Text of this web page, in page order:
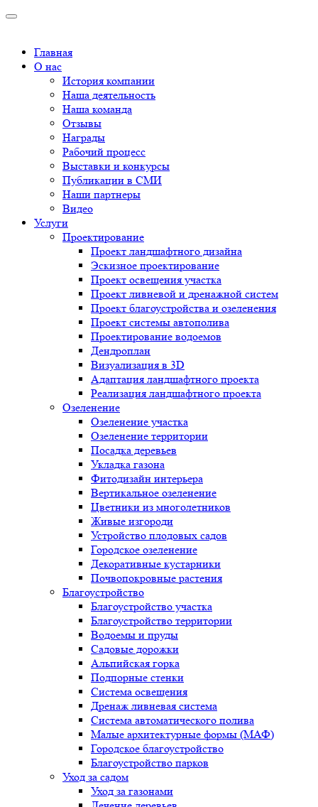
Главная
О нас
История компании
Наша деятельность
Наша команда
Отзывы
Награды
Рабочий процесс
Выставки и конкурсы
Публикации в СМИ
Наши партнеры
Видео
Услуги
Проектирование
Проект ландшафтного дизайна
Эскизное проектирование
Проект освещения участка
Проект ливневой и дренажной систем
Проект благоустройства и озеленения
Проект системы автополива
Проектирование водоемов
Дендроплан
Визуализация в 3D
Адаптация ландшафтного проекта
Реализация ландшафтного проекта
Озеленение
Озеленение участка
Озеленение территории
Посадка деревьев
Укладка газона
Фитодизайн интерьера
Вертикальное озеленение
Цветники из многолетников
Живые изгороди
Устройство плодовых садов
Городское озеленение
Декоративные кустарники
Почвопокровные растения
Благоустройство
Благоустройство участка
Благоустройство территории
Водоемы и пруды
Садовые дорожки
Альпийская горка
Подпорные стенки
Система освещения
Дренаж ливневая система
Система автоматического полива
Малые архитектурные формы (МАФ)
Городское благоустройство
Благоустройство парков
Уход за садом
Уход за газонами